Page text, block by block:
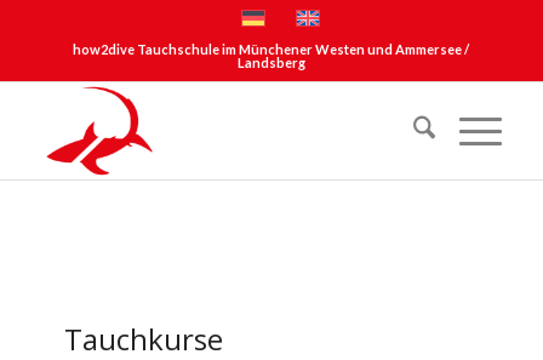
how2dive Tauchschule im Münchener Westen und Ammersee /
Landsberg
Tauchkurse